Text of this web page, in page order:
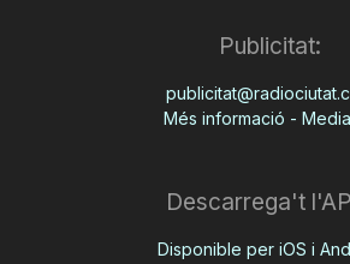
Publicitat:
Més informació -
Descarrega't
Disponible per iOS i